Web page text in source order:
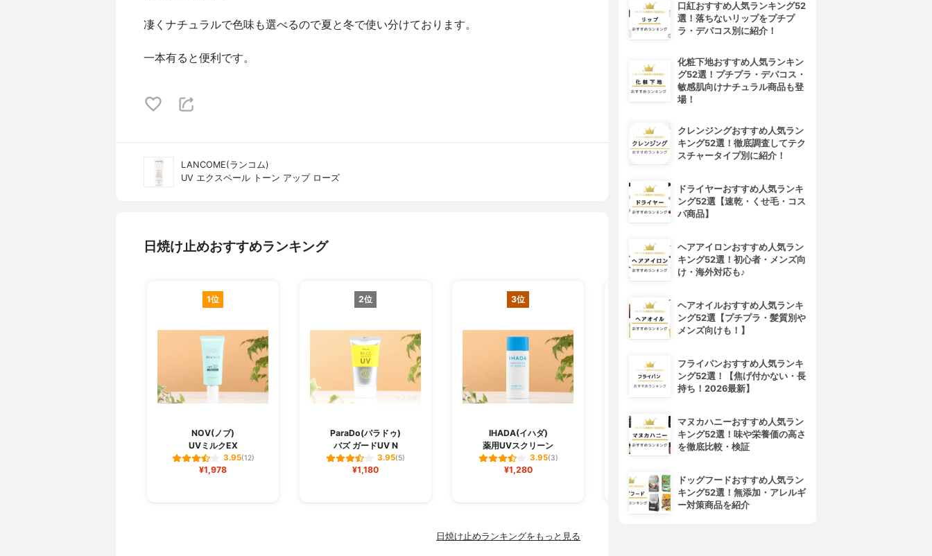
凄くナチュラルで色味も選べるので夏と冬で使い分けております。
一本有ると便利です。
LANCOME(ランコム)
UV エクスペール トーン アップ ローズ
日焼け止めおすすめランキング
1位
NOV(ノブ)
UVミルクEX
3.95(12)
¥1,978
2位
ParaDo(パラドゥ)
バズ ガードUV N
3.95(5)
¥1,180
3位
IHADA(イハダ)
薬用UVスクリーン
3.95(3)
¥1,280
4位
LAROCHE-POSAY(ラ ロッシ
ュ ポゼ)
アンテリオス XL フリュイド
¥3,957
ANESSA(アネッサ)
日焼け止めランキングをもっと見る
口紅おすすめ人気ランキング52
選！落ちないリップをプチプ
ラ・デパコス別に紹介！
化粧下地おすすめ人気ランキン
グ52選！プチプラ・デパコス・
敏感肌向けナチュラル商品も登
場！
クレンジングおすすめ人気ラン
キング52選！徹底調査してテク
スチャータイプ別に紹介！
ドライヤーおすすめ人気ランキ
ング52選【速乾・くせ毛・コス
パ商品】
ヘアアイロンおすすめ人気ラン
キング52選！初心者・メンズ向
け・海外対応も♪
ヘアオイルおすすめ人気ランキ
ング52選【プチプラ・髪質別や
メンズ向けも！】
フライパンおすすめ人気ランキ
ング52選！【焦げ付かない・長
持ち！2026最新】
マヌカハニーおすすめ人気ラン
キング52選！味や栄養価の高さ
を徹底比較・検証
ドッグフードおすすめ人気ラン
キング52選！無添加・アレルギ
ー対策商品を紹介